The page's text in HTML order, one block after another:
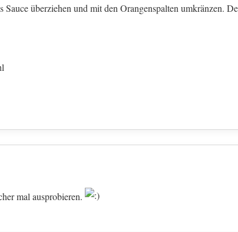
überziehen und mit den Orangenspalten umkränzen.
mal ausprobieren.